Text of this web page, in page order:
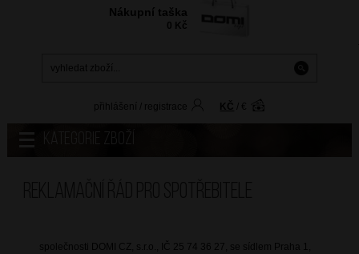
Nákupní taška
0 Kč
přihlášení registrace KČ €
Kategorie zboží
společnosti DOMI CZ, s.r.o., IČ 25 74 36 27, se sídlem Praha 1,